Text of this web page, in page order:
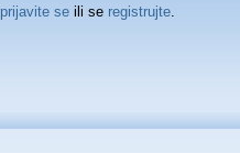
prijavite seili se registrujte.